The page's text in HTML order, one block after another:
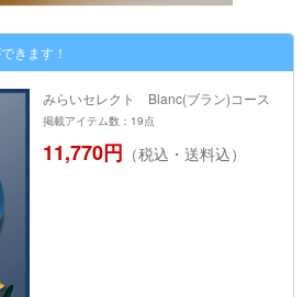
きます！
みらいセレクト Blanc(ブラン)コース
掲載アイテム数：19点
11,770円 （税込・送料込）